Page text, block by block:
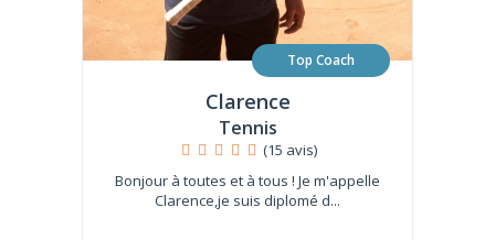
Top Coach
Clarence
Tennis
(15 avis)
Bonjour à toutes et à tous ! Je m'appelle
Clarence,je suis diplomé d...